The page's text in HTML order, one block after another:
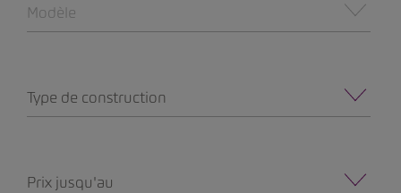
Modèle
Type de construction
Prix jusqu'au